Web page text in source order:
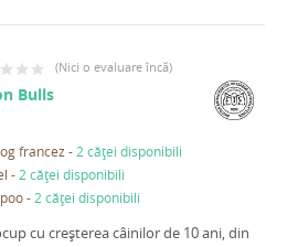
(Nici o evaluare încă)
Bulls
francez - 2 căței disponibili
- 2 căței disponibili
- 2 căței disponibili
cu creșterea câinilor de 10 ani, din